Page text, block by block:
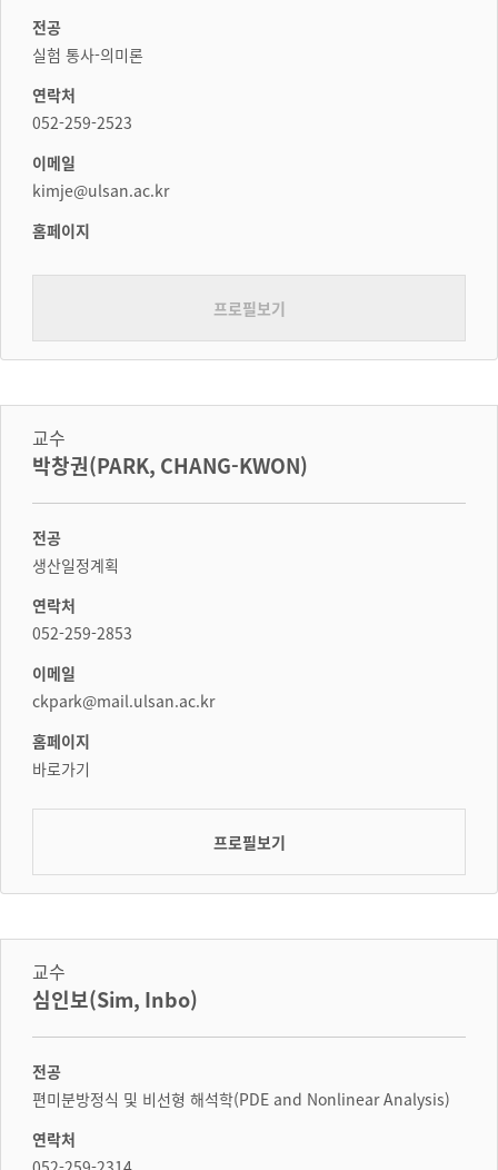
전공
실험 통사-의미론
연락처
052-259-2523
이메일
kimje@ulsan.ac.kr
홈페이지
프로필보기
교수
박창권(PARK, CHANG-KWON)
전공
생산일정계획
연락처
052-259-2853
이메일
ckpark@mail.ulsan.ac.kr
홈페이지
바로가기
프로필보기
교수
심인보(Sim, Inbo)
전공
편미분방정식 및 비선형 해석학(PDE and Nonlinear Analysis)
연락처